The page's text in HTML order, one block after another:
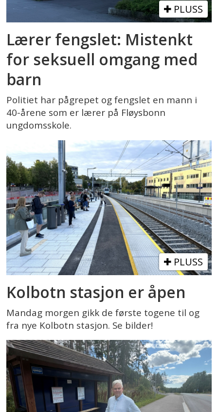
PLUSS
Lærer fengslet: Mistenkt
for seksuell omgang med
barn
Politiet har pågrepet og fengslet en mann i
40-årene som er lærer på Fløysbonn
ungdomsskole.
PLUSS
Kolbotn stasjon er åpen
Mandag morgen gikk de første togene til og
fra nye Kolbotn stasjon. Se bilder!